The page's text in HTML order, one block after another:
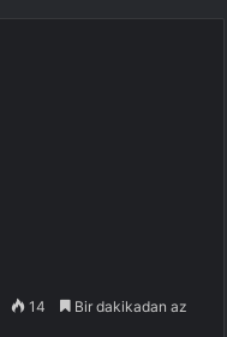
14 Bir dakikadan az